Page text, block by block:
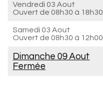
Vendredi 03 Aout
Ouvert de 08h30 à 18h30
Samedi 03 Aout
Ouvert de 08h30 à 12h00
Dimanche 09 Aout
Fermée